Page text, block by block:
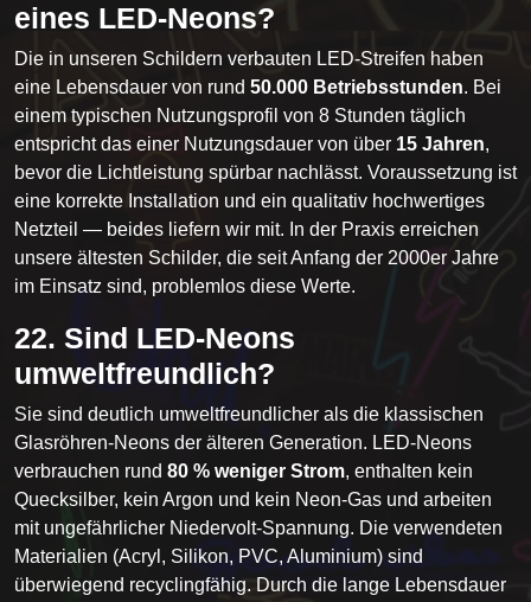
eines LED-Neons?
Die in unseren Schildern verbauten LED-Streifen haben
eine Lebensdauer von rund 50.000 Betriebsstunden. Bei
einem typischen Nutzungsprofil von 8 Stunden täglich
entspricht das einer Nutzungsdauer von über 15 Jahren,
bevor die Lichtleistung spürbar nachlässt. Voraussetzung ist
eine korrekte Installation und ein qualitativ hochwertiges
Netzteil — beides liefern wir mit. In der Praxis erreichen
unsere ältesten Schilder, die seit Anfang der 2000er Jahre
im Einsatz sind, problemlos diese Werte.
22. Sind LED-Neons
umweltfreundlich?
Sie sind deutlich umweltfreundlicher als die klassischen
Glasröhren-Neons der älteren Generation. LED-Neons
verbrauchen rund 80 % weniger Strom, enthalten kein
Quecksilber, kein Argon und kein Neon-Gas und arbeiten
mit ungefährlicher Niedervolt-Spannung. Die verwendeten
Materialien (Acryl, Silikon, PVC, Aluminium) sind
überwiegend recyclingfähig. Durch die lange Lebensdauer